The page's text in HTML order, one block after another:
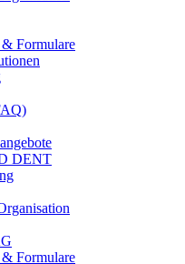
Formulare
DENT
Formulare